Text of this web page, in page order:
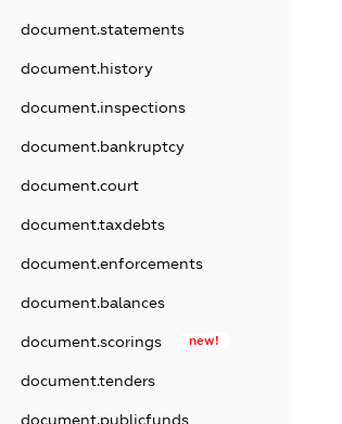
document.statements
document.history
document.inspections
document.bankruptcy
document.court
document.taxdebts
document.enforcements
document.balances
document.scorings new!
document.tenders
document.publicfunds